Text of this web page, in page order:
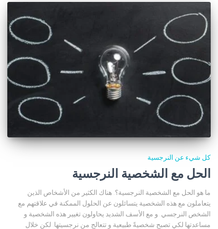
كل شيء عن النرجسية
الحل مع الشخصية النرجسية
ما هو الحل مع الشخصية النرجسية؟. هناك الكثير من الأشخاص الذين
يتعاملون مع هذه الشخصية يتسائلون عن الحلول الممكنة في علاقتهم مع
الشخص النرجسي. و مع الأسف الشديد يحاولون تغيير هذه الشخصية و
مساعدتها لكي تصبح شخصيةً طبيعية و تتعالج من نرجسيتها. لكن خلال